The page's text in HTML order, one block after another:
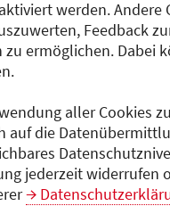
werden. Andere
Feedback
ermöglichen. Dabei
aller Cookies
auf die
jederzeit widerrufen
Im
CME-
Anerkennung